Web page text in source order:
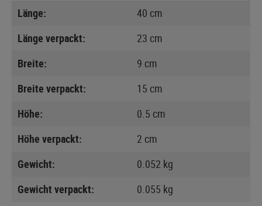
Länge:
40 cm
Länge verpackt:
23 cm
Breite:
9 cm
Breite verpackt:
15 cm
Höhe:
0.5 cm
Höhe verpackt:
2 cm
Gewicht:
0.052 kg
Gewicht verpackt:
0.055 kg